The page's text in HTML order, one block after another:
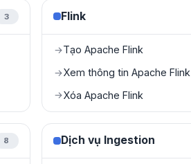
3 Flink
→Tạo Apache Flink
→Xem thông tin Apache Flink
→Xóa Apache Flink
8 Dịch vụ Ingestion